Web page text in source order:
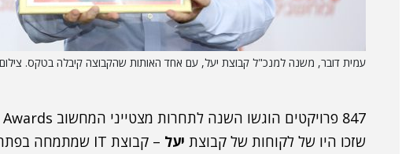
עמית דובר, משנה למנכ"ל קבוצת יעל, עם אחד האותות שהקבוצה קיבלה בטקס.
847 פרויקטים הוגשו השנה לתחרות מצטייני המחשוב IT Awards של
שזכו היו של לקוחות של קבוצת יעל – קבוצת IT שמתמחה בפתרונות עסקיים מבוססי טכנולוגיה.